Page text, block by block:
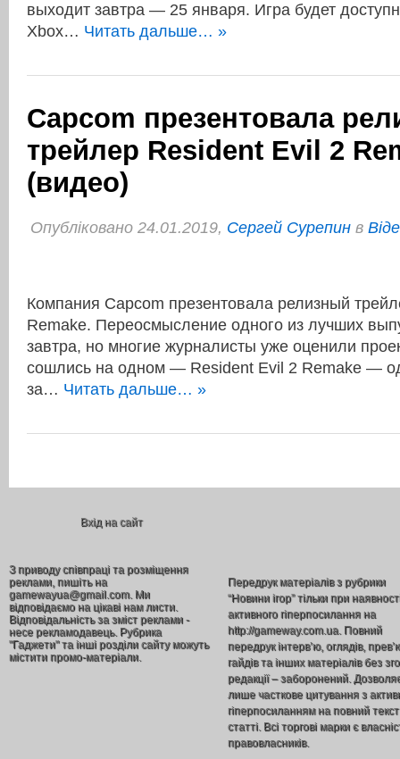
выходит завтра — 25 января. Игра будет
Xbox… Читать дальше… »
Capcom презентовала
трейлер Resident Evil 2
(видео)
Опубліковано 24.01.2019, Сергей Сурепин в
Компания Capcom презентовала релизный
Remake. Переосмысление одного из лучших
завтра, но многие журналисты уже оценили
сошлись на одном — Resident Evil 2 Remake —
за… Читать дальше… »
Вхід на сайт
З приводу співпраці та розміщення
реклами, пишіть на
gamewayua@gmail.com. Ми
відповідаємо на цікаві нам листи.
Відповідальність за зміст реклами -
несе рекламодавець. Рубрика
"Гаджети" та інші розділи сайту можуть
містити промо-матеріали.
Передрук матеріалів з рубрики
“Новини ігор” тільки при
активного гіперпосилання на
http://gameway.com.ua. Повний
передрук інтерв’ю, оглядів,
гайдів та інших матеріалів без
редакції – заборонений.
лише часткове цитування з
гіперпосиланням на повний текст
статті. Всі торгові марки є
правовласників.